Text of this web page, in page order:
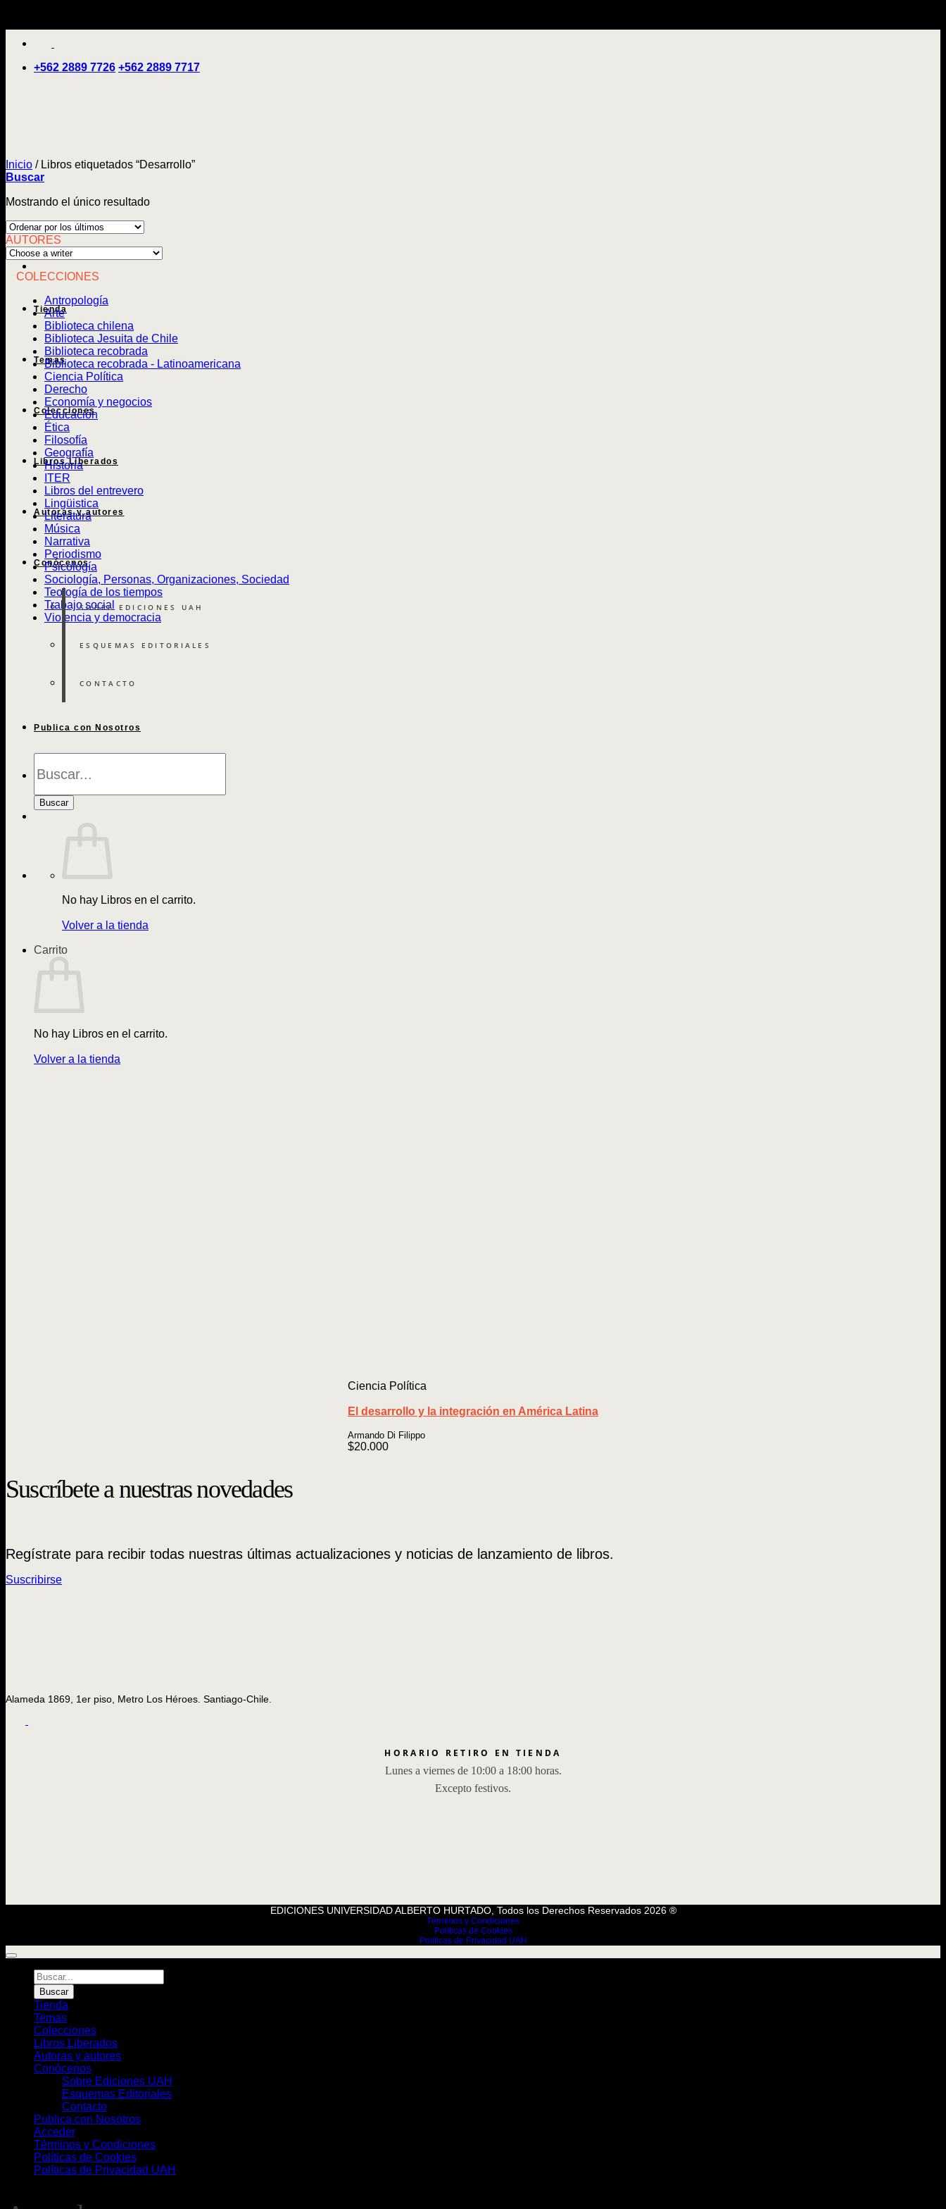
+562 2889 7726 +562 2889 7717
Tienda
Temas
Colecciones
Libros Liberados
Autoras y autores
Conócenos
SOBRE EDICIONES UAH
ESQUEMAS EDITORIALES
CONTACTO
Publica con Nosotros
de
Buscar
No hay Libros en el carrito.
Volver a la tienda
Carrito
No hay Libros en el carrito.
Volver a la tienda
Inicio /Libros etiquetados “Desarrollo”
Buscar
Mostrando el único resultado
AUTORES
COLECCIONES
Antropología
Arte
Biblioteca chilena
Biblioteca Jesuita de Chile
Biblioteca recobrada
Biblioteca recobrada - Latinoamericana
Ciencia Política
Derecho
Economía y negocios
Educación
Ética
Filosofía
Geografía
Historia
ITER
Libros del entrevero
Lingüistica
Literatura
Música
Narrativa
Periodismo
Psicología
Sociología, Personas, Organizaciones, Sociedad
Teología de los tiempos
Trabajo social
Violencia y democracia
Ciencia Política
El desarrollo y la integración en América Latina
Armando Di Filippo
$20.000
Suscríbete a nuestras novedades
Regístrate para recibir todas nuestras últimas actualizaciones y noticias de lanzamiento de libros.
Suscribirse
Alameda 1869, 1er piso, Metro Los Héroes. Santiago-Chile.
HORARIO RETIRO EN TIENDA
Lunes a viernes de 10:00 a 18:00 horas.
Excepto festivos.
EDICIONES UNIVERSIDAD ALBERTO HURTADO, Todos los Derechos Reservados 2026 ®
Términos y Condiciones
Políticas de Cookies
Políticas de Privacidad UAH
Búsqueda
de
Libros
Buscar
Tienda
Temas
Colecciones
Libros Liberados
Autoras y autores
Conócenos
Sobre Ediciones UAH
Esquemas Editoriales
Contacto
Publica con Nosotros
Acceder
Términos y Condiciones
Políticas de Cookies
Políticas de Privacidad UAH